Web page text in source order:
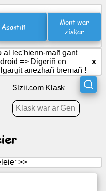
Asantiñ
Mont war
ziskar
al lec'hienn-mañ gant
=> Digeriñ en
anezhañ bremañ !
x
Slzii.com Klask
>>